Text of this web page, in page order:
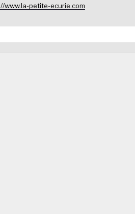
www.la-petite-ecurie.com